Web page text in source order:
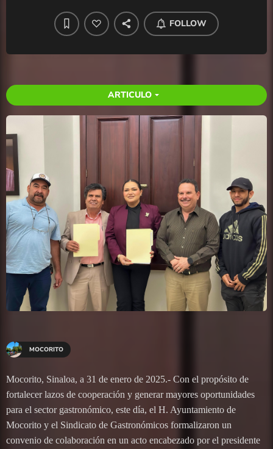
FOLLOW
ARTICULO arrow_drop_down
MOCORITO
Mocorito, Sinaloa, a 31 de enero de 2025.- Con el propósito de
fortalecer lazos de cooperación y generar mayores oportunidades
para el sector gastronómico, este día, el H. Ayuntamiento de
Mocorito y el Sindicato de Gastronómicos formalizaron un
convenio de colaboración en un acto encabezado por el presidente